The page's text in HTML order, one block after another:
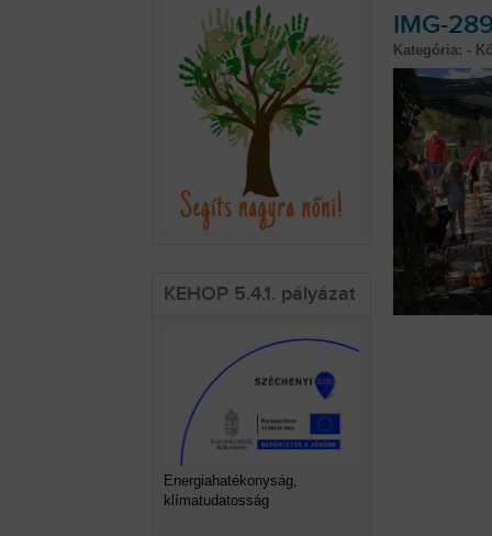
KEHOP 5.4.1. pályázat
Energiahatékonyság,
klímatudatosság
IMG-
Kategória: -